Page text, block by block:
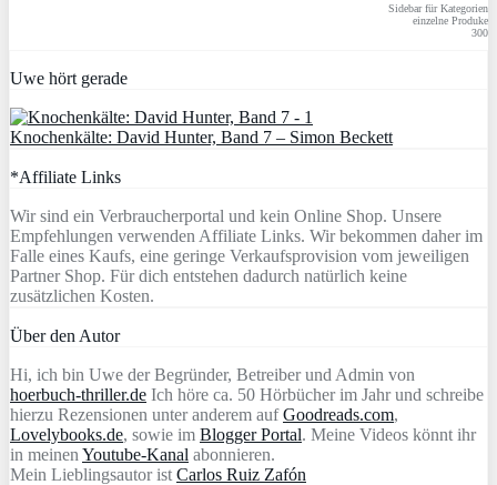
Sidebar für Kategorien
einzelne Produke
300
Uwe hört gerade
Knochenkälte: David Hunter, Band 7 – Simon Beckett
*Affiliate Links
Wir sind ein Verbraucherportal und kein Online Shop. Unsere
Empfehlungen verwenden Affiliate Links. Wir bekommen daher im
Falle eines Kaufs, eine geringe Verkaufsprovision vom jeweiligen
Partner Shop. Für dich entstehen dadurch natürlich keine
zusätzlichen Kosten.
Über den Autor
Hi, ich bin Uwe der Begründer, Betreiber und Admin von
hoerbuch-thriller.de Ich höre ca. 50 Hörbücher im Jahr und schreibe
hierzu Rezensionen unter anderem aufGoodreads.com,
Lovelybooks.de, sowie im Blogger Portal. Meine Videos könnt ihr
in meinen Youtube-Kanal abonnieren.
Mein Lieblingsautor ist Carlos Ruiz Zafón